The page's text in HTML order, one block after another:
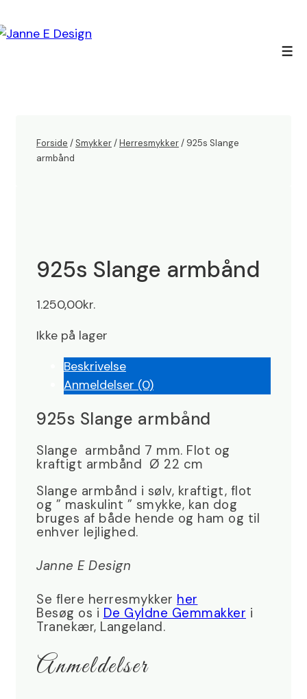
Hop
Forside / Smykker/Herresmykker/ 925s Slange
armbånd
925s Slange armbånd
1.250,00kr.
Ikke på lager
Beskrivelse
Anmeldelser (0)
925s Slange armbånd
Slange armbånd 7 mm. Flot og
kraftigt armbånd Ø 22 cm
Slange armbånd i sølv, kraftigt, flot
og ” maskulint ” smykke, kan dog
bruges af både hende og ham og til
enhver lejlighed.
Janne E Design
Se flere herresmykker her
Besøg os i De Gyldne Gemmakker i
Tranekær, Langeland.
Anmeldelser